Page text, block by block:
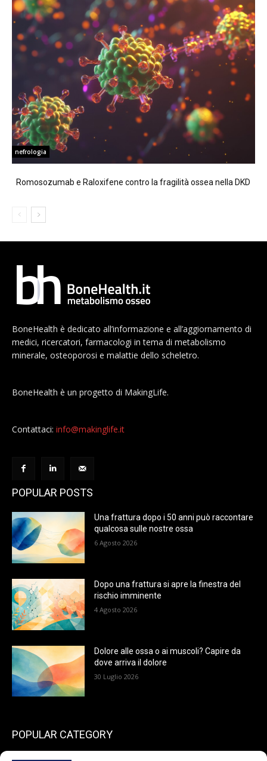
nefrologia
Romosozumab e Raloxifene contro la fragilità ossea nella DKD
BoneHealth è dedicato all’informazione e all’aggiornamento di
medici, ricercatori, farmacologi in tema di metabolismo
minerale, osteoporosi e malattie dello scheletro.
BoneHealth è un progetto di MakingLife.
Contattaci: info@makinglife.it
POPULAR POSTS
Una frattura dopo i 50 anni può raccontare
qualcosa sulle nostre ossa
6 Agosto 2026
Dopo una frattura si apre la finestra del
rischio imminente
4 Agosto 2026
Dolore alle ossa o ai muscoli? Capire da
dove arriva il dolore
30 Luglio 2026
POPULAR CATEGORY